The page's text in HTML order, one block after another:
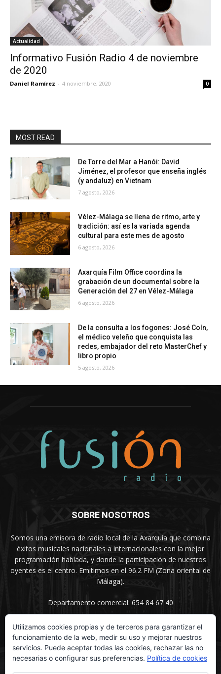
Actualidad
Informativo Fusión Radio 4 de noviembre
de 2020
Daniel Ramírez - 4 noviembre, 2020 0
MOST READ
De Torre del Mar a Hanói: David
Jiménez, el profesor que enseña inglés
(y andaluz) en Vietnam
7 agosto, 2026
Vélez-Málaga se llena de ritmo, arte y
tradición: así es la variada agenda
cultural para este mes de agosto
6 agosto, 2026
Axarquía Film Office coordina la
grabación de un documental sobre la
Generación del 27 en Vélez-Málaga
6 agosto, 2026
De la consulta a los fogones: José Coín,
el médico veleño que conquista las
redes, embajador del reto MasterChef y
libro propio
5 agosto, 2026
SOBRE NOSOTROS
Somos una emisora de radio local de la Axarquía que combina
éxitos musicales nacionales a internacionales con la mejor
programación hablada, y donde la participación de nuestros
oyentes es el centro. Emitimos en el 96.2 FM (Zona oriental de
Málaga).
Departamento comercial: 654 84 67 40
SÍGUENOS
Utilizamos cookies propias y de terceros para garantizar el
funcionamiento de la web, medir su uso y mejorar nuestros
servicios. Puede aceptar todas las cookies, rechazar las no
necesarias o configurar sus preferencias. Política de cookies